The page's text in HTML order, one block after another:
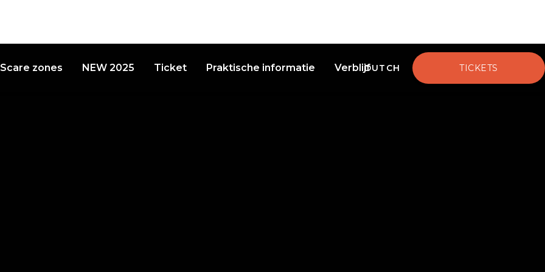
Scare zones NEW 2025 Ticket Praktische informatie VerblijfDUTCH TICKETS